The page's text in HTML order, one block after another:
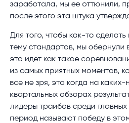
заработала, мы ее оттюнили,
после этого эта штука
Для того, чтобы как-то
тему стандартов, мы обернули
это идет как такое
из самых приятных моментов,
все не зря, это когда на каких-
квартальных обзорах
лидеры трайбов среди главных
период называют победу в